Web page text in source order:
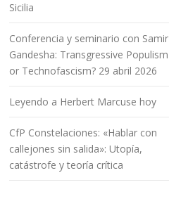
Sicilia
Conferencia y seminario con Samir
Gandesha: Transgressive Populism
or Technofascism? 29 abril 2026
Leyendo a Herbert Marcuse hoy
CfP Constelaciones: «Hablar con
callejones sin salida»: Utopía,
catástrofe y teoría crítica